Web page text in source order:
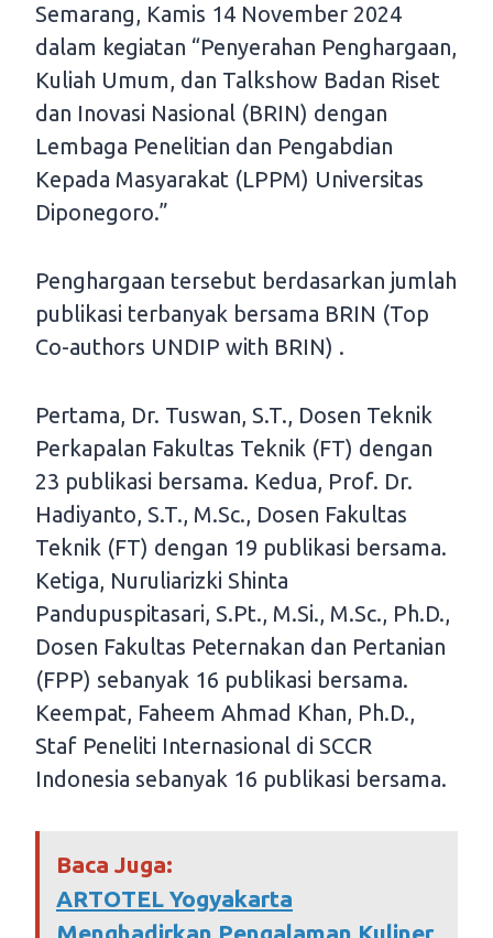
Semarang, Kamis 14 November 2024
dalam kegiatan “Penyerahan Penghargaan,
Kuliah Umum, dan Talkshow Badan Riset
dan Inovasi Nasional (BRIN) dengan
Lembaga Penelitian dan Pengabdian
Kepada Masyarakat (LPPM) Universitas
Diponegoro.”
Penghargaan tersebut berdasarkan jumlah
publikasi terbanyak bersama BRIN (Top
Co-authors UNDIP with BRIN) .
Pertama, Dr. Tuswan, S.T., Dosen Teknik
Perkapalan Fakultas Teknik (FT) dengan
23 publikasi bersama. Kedua, Prof. Dr.
Hadiyanto, S.T., M.Sc., Dosen Fakultas
Teknik (FT) dengan 19 publikasi bersama.
Ketiga, Nuruliarizki Shinta
Pandupuspitasari, S.Pt., M.Si., M.Sc., Ph.D.,
Dosen Fakultas Peternakan dan Pertanian
(FPP) sebanyak 16 publikasi bersama.
Keempat, Faheem Ahmad Khan, Ph.D.,
Staf Peneliti Internasional di SCCR
Indonesia sebanyak 16 publikasi bersama.
Baca Juga:
ARTOTEL Yogyakarta
Menghadirkan Pengalaman Kuliner